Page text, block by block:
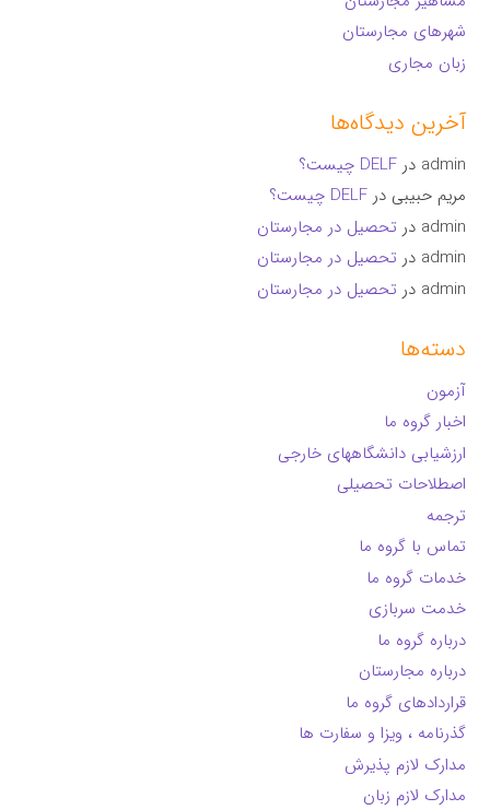
شهرهای مجارستان
زبان مجاری
آخرین دیدگاه‌ها
admin درDELF چیست؟
مریم حبیبی درDELF چیست؟
admin در تحصیل در مجارستان
admin در تحصیل در مجارستان
admin در تحصیل در مجارستان
دسته‌ها
آزمون
اخبار گروه ما
ارزشیابی دانشگاههای خارجی
اصطلاحات تحصیلی
ترجمه
تماس با گروه ما
خدمات گروه ما
خدمت سربازی
درباره گروه ما
درباره مجارستان
قراردادهای گروه ما
گذرنامه ، ویزا و سفارت ها
مدارک لازم پذیرش
مدارک لازم زبان